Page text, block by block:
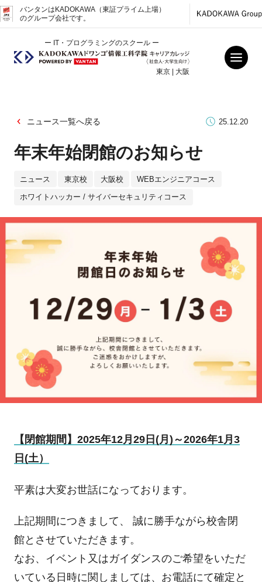
バンタンはKADOKAWA（東証プライム上場）
のグループ会社です。
ー IT・プログラミングのスクール ー
東京 | 大阪
ニュース一覧へ戻る 25.12.20
年末年始閉館のお知らせ
ニュース 東京校 大阪校 WEBエンジニアコース
ホワイトハッカー / サイバーセキュリティコース
【閉館期間】2025年12月29日(月)～2026年1月3
日(土）
平素は大変お世話になっております。
上記期間につきまして、 誠に勝手ながら校舎閉
館とさせていただきます。
なお、イベント又はガイダンスのご希望をいただ
いている日時に関しましては、お電話にて確定と